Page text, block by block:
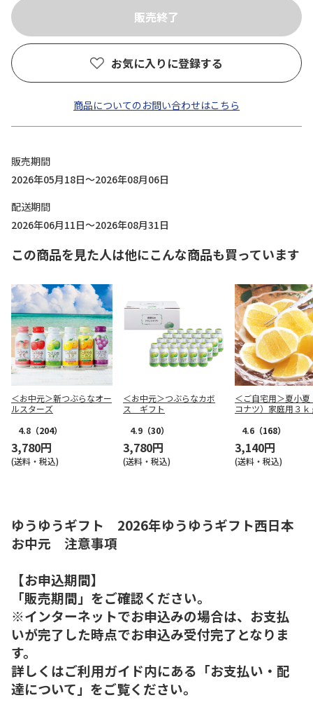
お気に入りに登録する
商品についてのお問い合わせはこちら
販売期間
2026年05月18日～2026年08月06日
配送期間
2026年06月11日～2026年08月31日
この商品を見た人は他にこんな商品も買っています
＜お中元＞新つぶらなオー
ルスターズ
4.8 （204）
3,780円
(送料・税込)
＜お中元＞つぶらなカボ
ス ギフト
4.9 （30）
3,780円
(送料・税込)
＜ご自宅用＞夏小夏
コナツ）家庭用３ｋ
4.6 （168）
3,140円
(送料・税込)
ゆうゆうギフト 2026年ゆうゆうギフト西日本
お中元 注意事項
【お申込期間】
「販売期間」をご確認ください。
※インターネットでお申込みの場合は、お支払
いが完了した時点でお申込み受付完了となりま
す。
詳しくはご利用ガイド内にある「お支払い・配
達について」をご覧ください。